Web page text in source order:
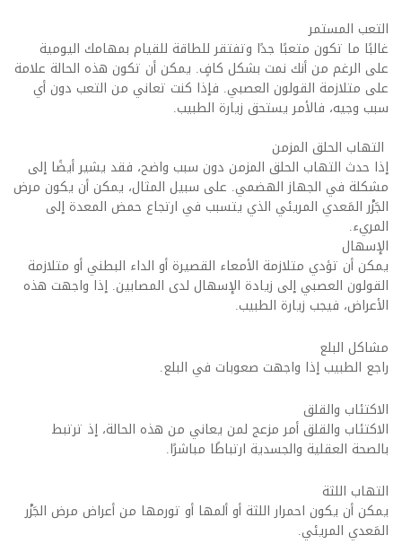
التعب المستمر
غالبًا ما تكون متعبًا جدًا وتفتقر للطاقة للقيام بمهامك اليومية
على الرغم من أنك نمت بشكل كافٍ. يمكن أن تكون هذه الحالة علامة
على متلازمة القولون العصبي. فإذا كنت تعاني من التعب دون أي
سبب وجيه، فالأمر يستحق زيارة الطبيب.
التهاب الحلق المزمن
إذا حدث التهاب الحلق المزمن دون سبب واضح، فقد يشير أيضًا إلى
مشكلة في الجهاز الهضمي. على سبيل المثال، يمكن أن يكون مرض
الجَزْر المَعدي المريئي الذي يتسبب في ارتجاع حمض المعدة إلى
المريء.
الإسهال
يمكن أن تؤدي متلازمة الأمعاء القصيرة أو الداء البطني أو متلازمة
القولون العصبي إلى زيادة الإسهال لدى المصابين. إذا واجهت هذه
الأعراض، فيجب زيارة الطبيب.
مشاكل البلع
راجع الطبيب إذا واجهت صعوبات في البلع.
الاكتئاب والقلق
الاكتئاب والقلق أمر مزعج لمن يعاني من هذه الحالة، إذ ترتبط
بالصحة العقلية والجسدية ارتباطًا مباشرًا.
التهاب اللثة
يمكن أن يكون احمرار اللثة أو ألمها أو تورمها من أعراض مرض الجَزْر
المَعدي المريئي.